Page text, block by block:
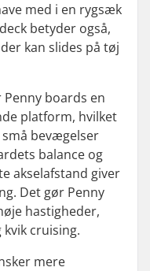
med i en rygsæk
betyder også,
kan slides på tøj
boards en
platform, hvilket
bevægelser
balance og
akselafstand giver
Det gør Penny
hastigheder,
cruising.
mere